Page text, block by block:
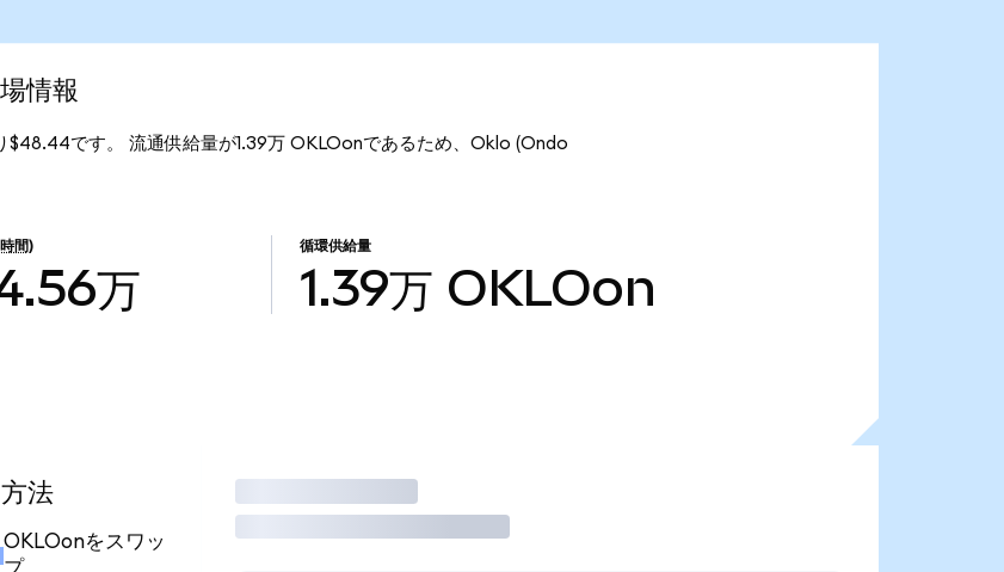
情報
です。 流通供給量が1.39万 OKLOonであるため、Oklo (Ondo
間)
万
循環供給量
1.39万 OKLOon
法
OKLOonをスワッ
取引